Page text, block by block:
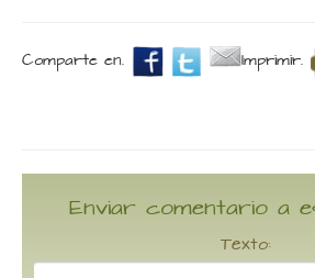
Comparte en. Imprimir.
Enviar comentario a
Texto: